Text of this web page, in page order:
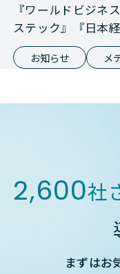
『ワールドビジネ
ステック』『日本
事との資本業務提
お知らせ メ
2,600社
まずはお